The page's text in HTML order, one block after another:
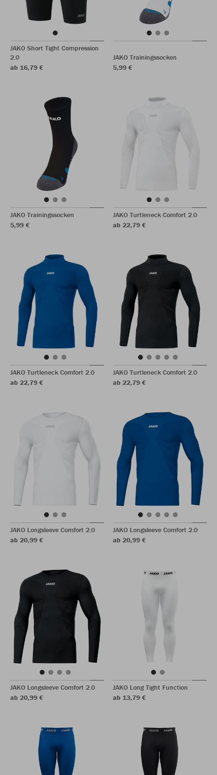
JAKO Short Tight Compression
2.0
ab 16,79 €
JAKO Trainingssocken
5,99 €
JAKO Trainingssocken
5,99 €
JAKO Turtleneck Comfort 2.0
ab 22,79 €
JAKO Turtleneck Comfort 2.0
ab 22,79 €
JAKO Turtleneck Comfort 2.0
ab 22,79 €
JAKO Longsleeve Comfort 2.0
ab 20,99 €
JAKO Longsleeve Comfort 2.0
ab 20,99 €
JAKO Longsleeve Comfort 2.0
ab 20,99 €
JAKO Long Tight Function
ab 13,79 €